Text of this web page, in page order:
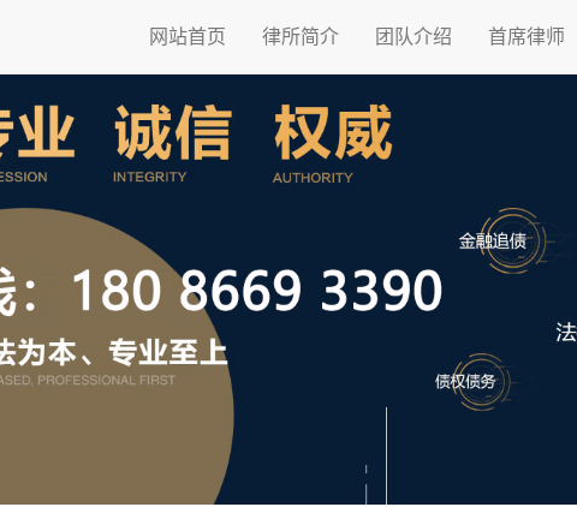
网站首页 律所简介 团队介绍 首席律师